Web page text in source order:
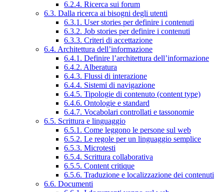
6.2.4. Ricerca sui forum
6.3. Dalla ricerca ai bisogni degli utenti
6.3.1. User stories per definire i contenuti
6.3.2. Job stories per definire i contenuti
6.3.3. Criteri di accettazione
6.4. Architettura dell’informazione
6.4.1. Definire l’architettura dell’informazione
6.4.2. Alberatura
6.4.3. Flussi di interazione
6.4.4. Sistemi di navigazione
6.4.5. Tipologie di contenuto (content type)
6.4.6. Ontologie e standard
6.4.7. Vocabolari controllati e tassonomie
6.5. Scrittura e linguaggio
6.5.1. Come leggono le persone sul web
6.5.2. Le regole per un linguaggio semplice
6.5.3. Microtesti
6.5.4. Scrittura collaborativa
6.5.5. Content critique
6.5.6. Traduzione e localizzazione dei contenuti
6.6. Documenti